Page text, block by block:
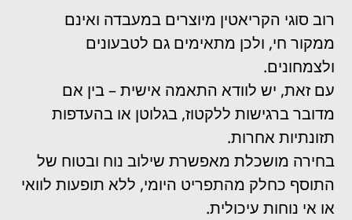
רוב סוגי הקריאטין מיוצרים במעבדה ואינם
ממקור חי, ולכן מתאימים גם לטבעונים
ולצמחונים.
עם זאת, יש לוודא התאמה אישית – בין אם
מדובר ברגישות ללקטוז, בגלוטן או בהעדפות
תזונתיות אחרות.
בחירה מושכלת מאפשרת שילוב נוח ובטוח של
התוסף כחלק מהתפריט היומי, ללא תופעות לוואי
או אי נוחות עיכולית.